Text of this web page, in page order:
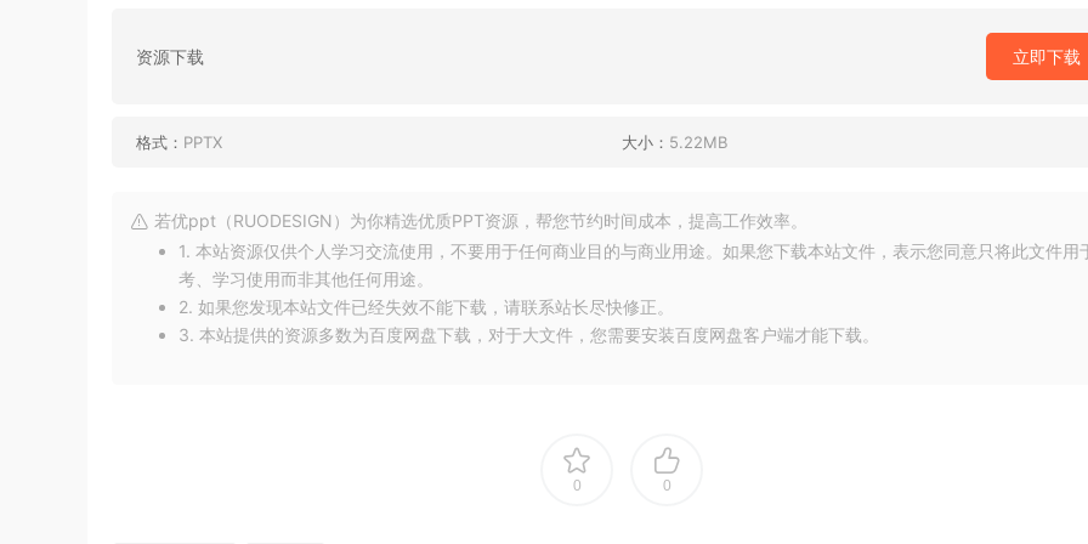
资源下载 立即下载
格式： PPTX 大小： 5.22MB
若优ppt（RUODESIGN）为你精选优质PPT资源，帮您节约时间成本，提高工作效率。
1. 本站资源仅供个人学习交流使用，不要用于任何商业目的与商业用途。如果您下载本站文件，表示您同意只将此文件用
考、学习使用而非其他任何用途。
2. 如果您发现本站文件已经失效不能下载，请联系站长尽快修正。
3. 本站提供的资源多数为百度网盘下载，对于大文件，您需要安装百度网盘客户端才能下载。
0 0